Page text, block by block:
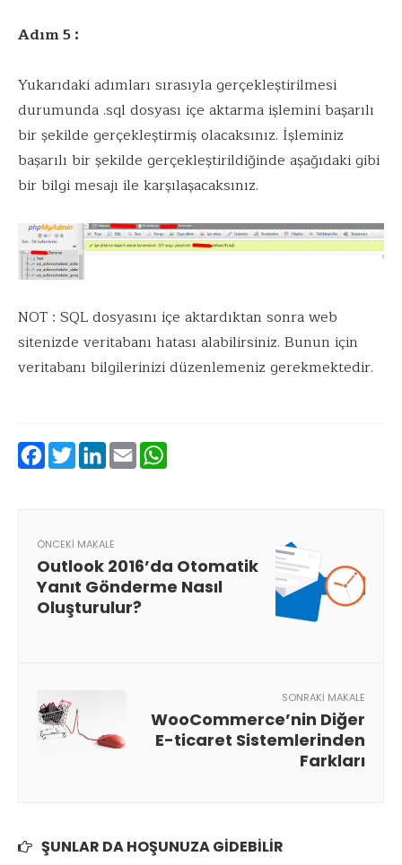
Adım 5 :
Yukarıdaki adımları sırasıyla gerçekleştirilmesi
durumunda .sql dosyası içe aktarma işlemini başarılı
bir şekilde gerçekleştirmiş olacaksınız. İşleminiz
başarılı bir şekilde gerçekleştirildiğinde aşağıdaki gibi
bir bilgi mesajı ile karşılaşacaksınız.
NOT : SQL dosyasını içe aktardıktan sonra web
sitenizde veritabanı hatası alabilirsiniz. Bunun için
veritabanı bilgilerinizi düzenlemeniz gerekmektedir.
Facebook
Twitter
LinkedIn
Email
ÖNCEKI MAKALE
Outlook 2016’da Otomatik
Yanıt Gönderme Nasıl
Oluşturulur?
SONRAKI MAKALE
WooCommerce’nin Diğer
E-ticaret Sistemlerinden
Farkları
ŞUNLAR DA HOŞUNUZA GIDEBILIR